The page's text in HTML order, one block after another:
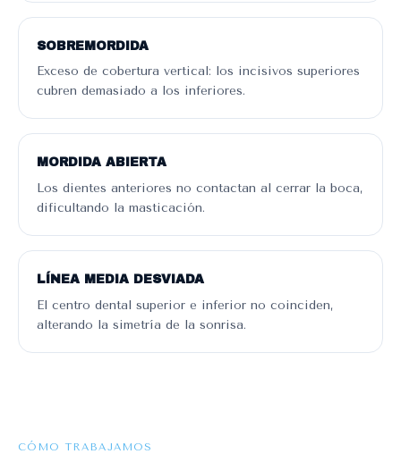
SOBREMORDIDA
Exceso de cobertura vertical: los incisivos superiores
cubren demasiado a los inferiores.
MORDIDA ABIERTA
Los dientes anteriores no contactan al cerrar la boca,
dificultando la masticación.
LÍNEA MEDIA DESVIADA
El centro dental superior e inferior no coinciden,
alterando la simetría de la sonrisa.
CÓMO TRABAJAMOS